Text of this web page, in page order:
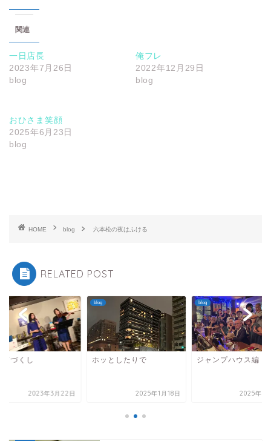
関連
一日店長
2023年7月26日
blog
俺フレ
2022年12月29日
blog
おひさま笑顔
2025年6月23日
blog
HOME blog 六本松の夜はふける
RELATED POST
てづくし
2023年3月22日
blog
ホッとしたりで
2025年1月18日
blog
ジャンプハウス編
2025年9